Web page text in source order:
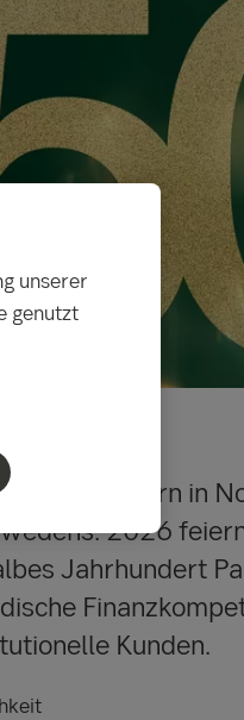
Bankkonzern in
2026
Jahrhundert
Kunden.
unserer
genutzt